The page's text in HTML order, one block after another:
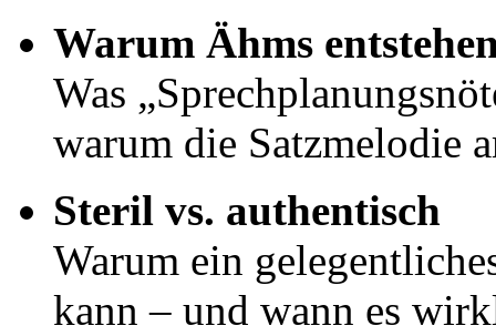
Warum Ähms
Was
warum die Satzmelodie
Steril vs. authentisch
Warum ein
kann – und wann es